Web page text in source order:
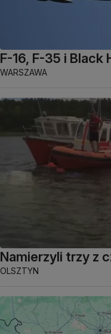
F-16, F-35 i Black
WARSZAWA
Namierzyli trzy z
OLSZTYN